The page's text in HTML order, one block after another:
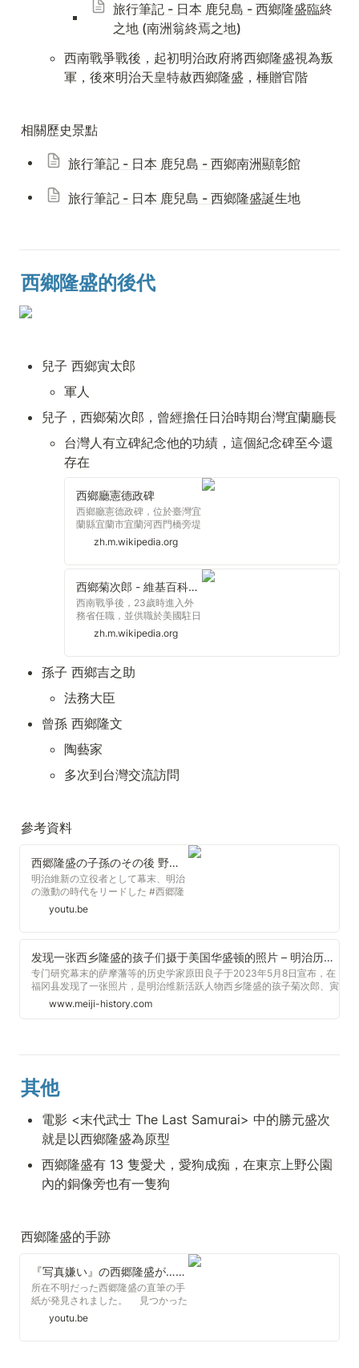
旅行筆記 - 日本 鹿兒島 - 西鄉隆盛臨終
之地 (南洲翁終焉之地)
西南戰爭戰後，起初明治政府將西鄉隆盛視為叛
軍，後來明治天皇特赦西鄉隆盛，棰贈官階
相關歷史景點
旅行筆記 - 日本 鹿兒島 - 西鄉南洲顯彰館
旅行筆記 - 日本 鹿兒島 - 西鄉隆盛誕生地
西鄉隆盛的後代
兒子 西鄉寅太郎
軍人
兒子，西鄉菊次郎，曾經擔任日治時期台灣宜蘭廳長
台灣人有立碑紀念他的功績，這個紀念碑至今還
存在
西鄉廳憲德政碑
西鄉廳憲德政碑，位於臺灣宜
蘭縣宜蘭市宜蘭河西門橋旁堤
防，為紀念宜蘭廳長西鄉菊次
郎功績而於1905年刻製碑
文，1923年落成，今列歷史
zh.m.wikipedia.org
西鄉菊次郎 - 維基百科，自由的百科全書
西南戰爭後，23歲時進入外
務省任職，並供職於美國駐日
公使館以及省內行政職。
1887年（明治20年）6月，再
次前往美國留學。1890年
（明治23年）1月，任宮內省
式部官。
zh.m.wikipedia.org
孫子 西鄉吉之助
法務大臣
曾孫 西鄉隆文
陶藝家
多次到台灣交流訪問
參考資料
西郷隆盛の子孫のその後 野球選手、法務大臣にも！
明治維新の立役者として幕末、明治
の激動の時代をリードした #西郷隆
盛 士族反乱の西南戦争を起こして敗
北し、その生涯を終えました。 反乱
軍として官位も剥奪され、その後の
家族はひっそりと鹿児島で暮らして
いましたが、やがて西郷隆盛の家族
は復権し、各地で活躍します。 この
動画では、西郷隆盛の子どもたちの
うち、西郷菊次郎、西郷寅太郎の2
人を中心に子孫のその後を追ってい
きます。
youtu.be
发现一张西乡隆盛的孩子们摄于美国华盛顿的照片 – 明治历史网
专门研究幕末的萨摩藩等的历史学家原田良子于2023年5月8日宣布，在
福冈县发现了一张照片，是明治维新活跃人物西乡隆盛的孩子菊次郎、寅
太郎和侄子隆準1885年在美国华盛顿拍摄的。原田女士表示：“菊次郎青
www.meiji-history.com
其他
電影 <末代武士 The Last Samurai> 中的勝元盛次
就是以西鄉隆盛為原型
西鄉隆盛有 13 隻愛犬，愛狗成痴，在東京上野公園
內的銅像旁也有一隻狗
西鄉隆盛的手跡
『写真嫌い』の西郷隆盛が…大久保利通の写真を「醜体」とからかう内容も 西郷隆盛の大久保利通への直筆手紙発見「仲の良さを前提とした手紙」（2024年3月22日）
所在不明だった西郷隆盛の直筆の手
紙が発見されました。 見つかった
のは明治維新で活躍した西郷隆盛の
直筆の手紙で、明治５年（１８７２
年）にアメリカに滞在していた大久
youtu.be